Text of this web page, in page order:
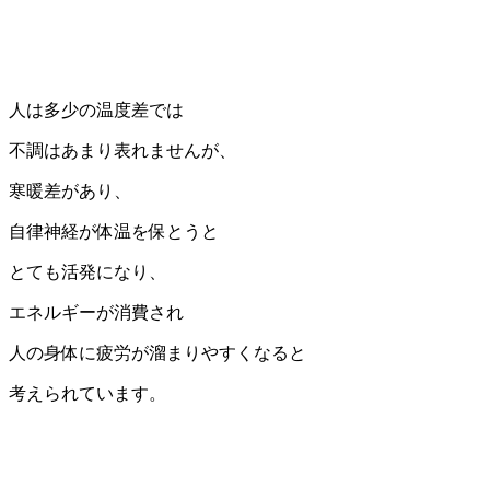
人は多少の温度差では
不調はあまり表れませんが、
寒暖差があり、
自律神経が体温を保とうと
とても活発になり、
エネルギーが消費され
人の身体に疲労が溜まりやすくなると
考えられています。